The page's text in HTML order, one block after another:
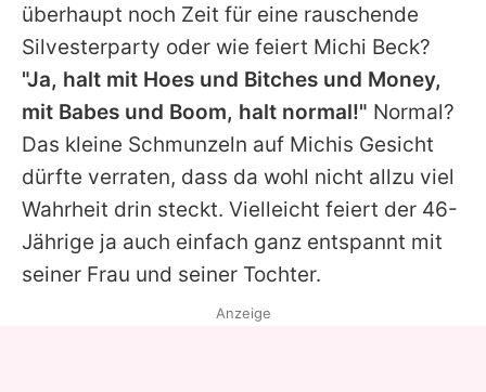
überhaupt noch Zeit für eine rauschende
Silvesterparty oder wie feiert Michi Beck?
"Ja, halt mit Hoes und Bitches und Money,
mit Babes und Boom, halt normal!" Normal?
Das kleine Schmunzeln auf Michis Gesicht
dürfte verraten, dass da wohl nicht allzu viel
Wahrheit drin steckt. Vielleicht feiert der 46-
Jährige ja auch einfach ganz entspannt mit
seiner Frau und seiner Tochter.
Anzeige